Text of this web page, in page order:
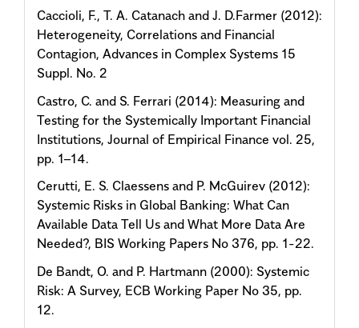
Caccioli, F., T. A. Catanach and J. D.Farmer (2012):
Heterogeneity, Correlations and Financial
Contagion, Advances in Complex Systems 15
Suppl. No. 2
Castro, C. and S. Ferrari (2014): Measuring and
Testing for the Systemically Important Financial
Institutions, Journal of Empirical Finance vol. 25,
pp. 1–14.
Cerutti, E. S. Claessens and P. McGuirev (2012):
Systemic Risks in Global Banking: What Can
Available Data Tell Us and What More Data Are
Needed?, BIS Working Papers No 376, pp. 1-22.
De Bandt, O. and P. Hartmann (2000): Systemic
Risk: A Survey, ECB Working Paper No 35, pp.
12.